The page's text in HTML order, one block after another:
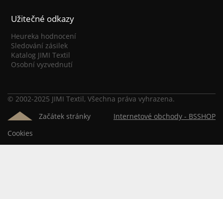
Užitečné odkazy
Heureka hodnocení
Sledování zásilek
Katalog JIMI Textil
Osobní vyzvednutí
© 2002-2025 JIMI Textil, Všechna práva vyhrazena.
Začátek stránky
Internetové obchody - BSSHOP
Cookies